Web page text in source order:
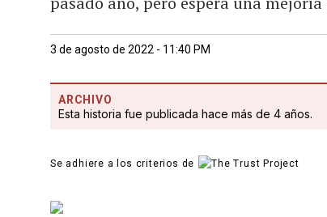
3 de agosto de 2022 - 11:40 PM
ARCHIVO
Esta historia fue publicada hace más de 4 años.
Se adhiere a los criterios de